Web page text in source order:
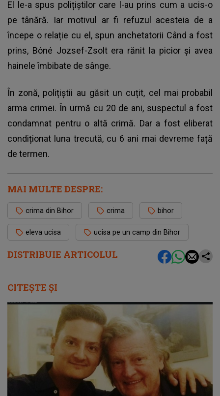
DISTRIBUIE ARTICOLUL
El le-a spus polițiștilor care l-au prins cum a ucis-o
pe tânără. Iar motivul ar fi refuzul acesteia de a
începe o relație cu el, spun anchetatorii Când a fost
prins, Bóné Jozsef-Zsolt era rănit la picior și avea
hainele îmbibate de sânge.
În zonă, polițiștii au găsit un cuțit, cel mai probabil
arma crimei. În urmă cu 20 de ani, suspectul a fost
condamnat pentru o altă crimă. Dar a fost eliberat
condiționat luna trecută, cu 6 ani mai devreme față
de termen.
MAI MULTE DESPRE:
crima din Bihor crima bihor
eleva ucisa ucisa pe un camp din Bihor
CITEȘTE ȘI